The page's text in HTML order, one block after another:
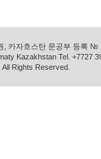
, 카자흐스탄 문공부 등록
Kazakhstan Tel. +7727
Rights Reserved.